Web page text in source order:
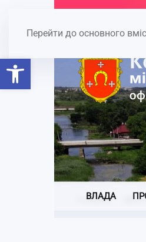
Відкрити Панель інструментів
Перейти до основного
ВЛАДА
Головна Ми в